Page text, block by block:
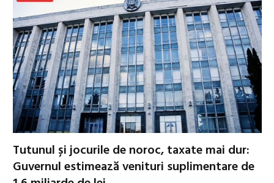
Tutunul și jocurile de noroc, taxate mai dur:
Guvernul estimează venituri suplimentare de